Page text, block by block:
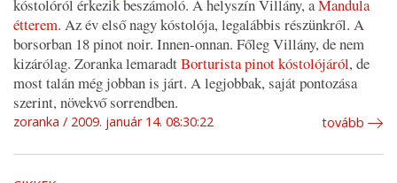
kóstolóról érkezik beszámoló. A helyszín Villány, aMandula
étterem. Az év első nagy kóstolója, legalábbis részünkről. A
borsorban 18 pinot noir. Innen-onnan. Főleg Villány, de nem
kizárólag. Zoranka lemaradtBorturista pinot kóstolójáról, de
most talán még jobban is járt. A legjobbak, saját pontozása
szerint, növekvő sorrendben.
zoranka 2009. január 14. 08:30:22 tovább